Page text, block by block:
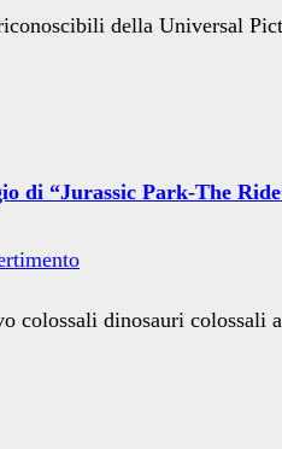
della Universal
di “Jurassic Park-The
colossali dinosauri colossali